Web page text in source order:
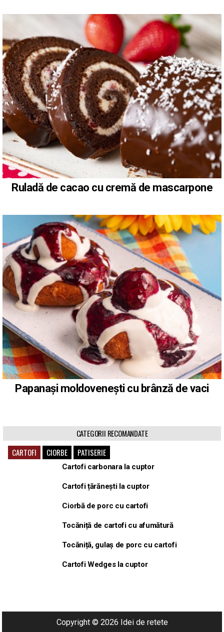
Ruladă de cacao cu cremă de mascarpone
Papanași moldovenești cu brânză de vaci
CATEGORII RECOMANDATE
CARTOFI
CIORBE PATISERIE
Cartofi carbonara la cuptor
Cartofi țărănești la cuptor
Ciorbă de porc cu cartofi
Tocăniță de cartofi cu afumătură
Tocăniță, gulaș de porc cu cartofi
Cartofi Wedges la cuptor
Copyright © 2026 Idei de retete